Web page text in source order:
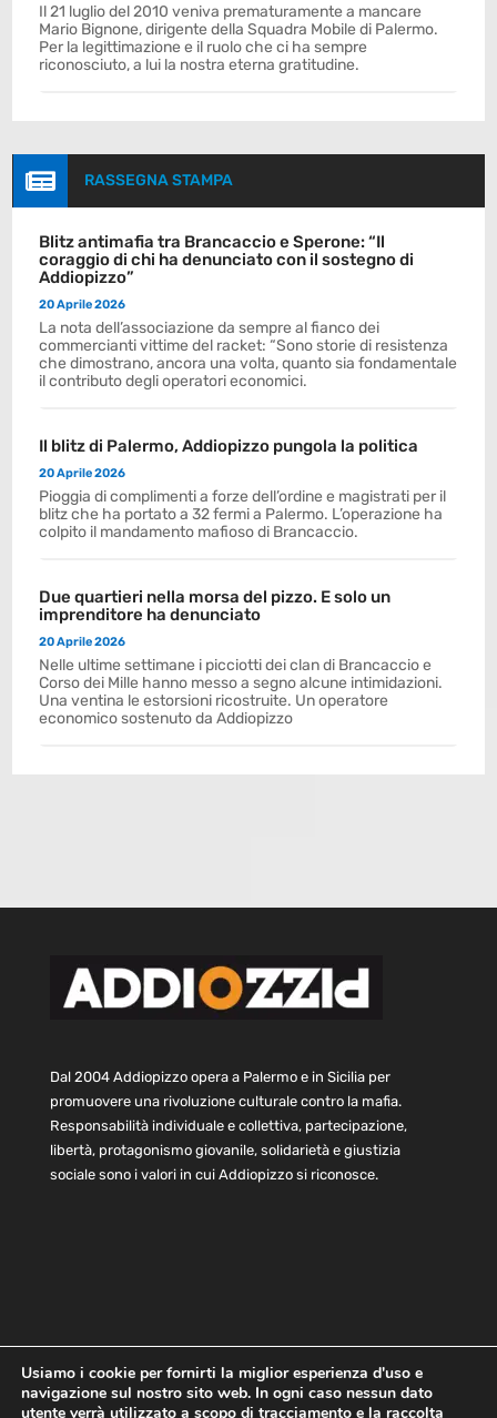
Il 21 luglio del 2010 veniva prematuramente a mancare
Mario Bignone, dirigente della Squadra Mobile di Palermo.
Per la legittimazione e il ruolo che ci ha sempre
riconosciuto, a lui la nostra eterna gratitudine.
 RASSEGNA STAMPA
Blitz antimafia tra Brancaccio e Sperone: “Il
coraggio di chi ha denunciato con il sostegno di
Addiopizzo”
20 Aprile 2026
La nota dell’associazione da sempre al fianco dei
commercianti vittime del racket: “Sono storie di resistenza
che dimostrano, ancora una volta, quanto sia fondamentale
il contributo degli operatori economici.
Il blitz di Palermo, Addiopizzo pungola la politica
20 Aprile 2026
Pioggia di complimenti a forze dell’ordine e magistrati per il
blitz che ha portato a 32 fermi a Palermo. L’operazione ha
colpito il mandamento mafioso di Brancaccio.
Due quartieri nella morsa del pizzo. E solo un
imprenditore ha denunciato
20 Aprile 2026
Nelle ultime settimane i picciotti dei clan di Brancaccio e
Corso dei Mille hanno messo a segno alcune intimidazioni.
Una ventina le estorsioni ricostruite. Un operatore
economico sostenuto da Addiopizzo
Dal 2004 Addiopizzo opera a Palermo e in Sicilia per
promuovere una rivoluzione culturale contro la mafia.
Responsabilità individuale e collettiva, partecipazione,
libertà, protagonismo giovanile, solidarietà e giustizia
sociale sono i valori in cui Addiopizzo si riconosce.
Home Statuto e bilancio
Contatti
Usiamo i cookie per fornirti la miglior esperienza d'uso e
navigazione sul nostro sito web. In ogni caso nessun dato
utente verrà utilizzato a scopo di tracciamento e la raccolta